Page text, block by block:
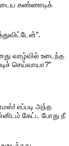
கண்ணாடிக்
வாழ்வில் உடைந்த
செய்வாயா?”
எப்படி அந்த
கேட்ட போது நீ